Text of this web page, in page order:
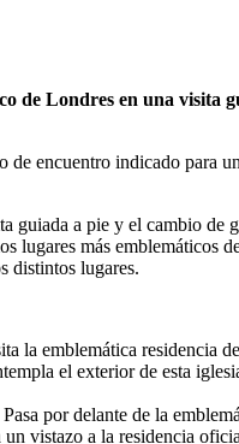
de Londres en una visita
de encuentro indicado para
guiada a pie y el cambio de
lugares más
distintos lugares.
la emblemática residencia
el exterior de esta
por delante de la
vistazo a la residencia